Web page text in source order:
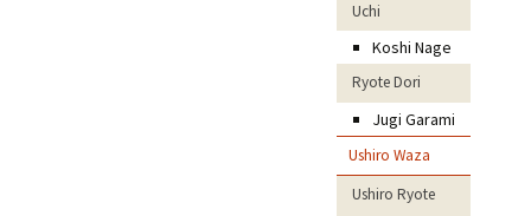
Uchi
Koshi Nage
Ryote Dori
Jugi Garami
Ushiro Waza
Ushiro Ryote